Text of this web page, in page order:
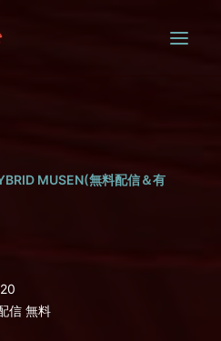
MUSEN(無料配信＆有
信 無料